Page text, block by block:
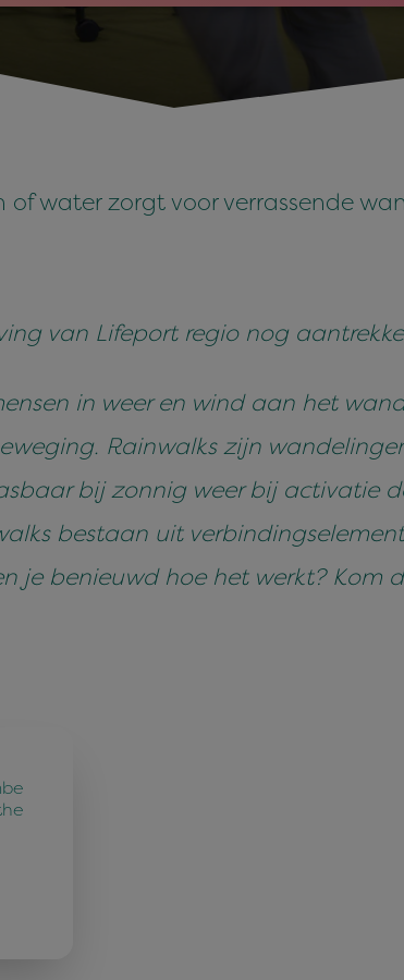
water zorgt voor verrassende
van Lifeport regio nog
in weer en wind aan het
Rainwalks zijn
bij zonnig weer bij activatie
bestaan uit
je benieuwd hoe het werkt? Kom